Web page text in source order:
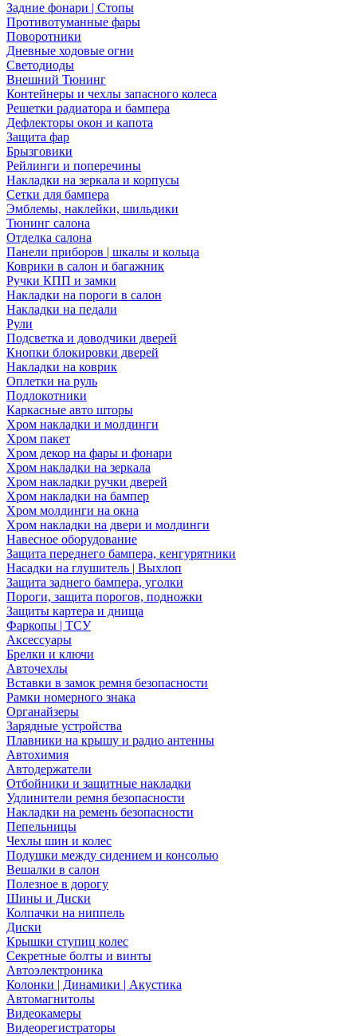
Задние фонари | Стопы
Противотуманные фары
Поворотники
Дневные ходовые огни
Светодиоды
Внешний Тюнинг
Контейнеры и чехлы запасного колеса
Решетки радиатора и бампера
Дефлекторы окон и капота
Защита фар
Брызговики
Рейлинги и поперечины
Накладки на зеркала и корпусы
Сетки для бампера
Эмблемы, наклейки, шильдики
Тюнинг салона
Отделка салона
Панели приборов | шкалы и кольца
Коврики в салон и багажник
Ручки КПП и замки
Накладки на пороги в салон
Накладки на педали
Рули
Подсветка и доводчики дверей
Кнопки блокировки дверей
Накладки на коврик
Оплетки на руль
Подлокотники
Каркасные авто шторы
Хром накладки и молдинги
Хром пакет
Хром декор на фары и фонари
Хром накладки на зеркала
Хром накладки ручки дверей
Хром накладки на бампер
Хром молдинги на окна
Хром накладки на двери и молдинги
Навесное оборудование
Защита переднего бампера, кенгурятники
Насадки на глушитель | Выхлоп
Защита заднего бампера, уголки
Пороги, защита порогов, подножки
Защиты картера и днища
Фаркопы | ТСУ
Аксессуары
Брелки и ключи
Авточехлы
Вставки в замок ремня безопасности
Рамки номерного знака
Органайзеры
Зарядные устройства
Плавники на крышу и радио антенны
Автохимия
Автодержатели
Отбойники и защитные накладки
Удлинители ремня безопасности
Накладки на ремень безопасности
Пепельницы
Чехлы шин и колес
Подушки между сидением и консолью
Вешалки в салон
Полезное в дорогу
Шины и Диски
Колпачки на ниппель
Диски
Крышки ступиц колес
Секретные болты и винты
Автоэлектроника
Колонки | Динамики | Акустика
Автомагнитолы
Видеокамеры
Видеорегистраторы